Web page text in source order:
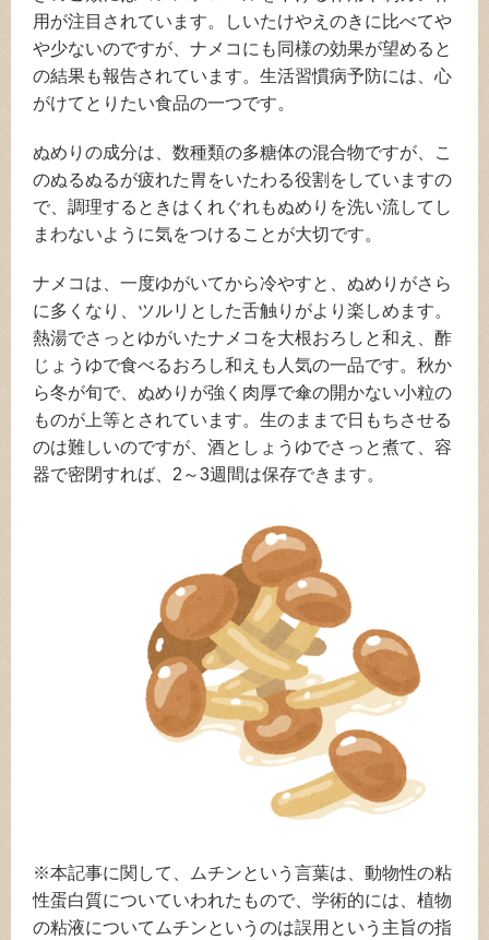
用が注目されています。しいたけやえのきに比べてや
や少ないのですが、ナメコにも同様の効果が望めると
の結果も報告されています。生活習慣病予防には、心
がけてとりたい食品の一つです。
ぬめりの成分は、数種類の多糖体の混合物ですが、こ
のぬるぬるが疲れた胃をいたわる役割をしていますの
で、調理するときはくれぐれもぬめりを洗い流してし
まわないように気をつけることが大切です。
ナメコは、一度ゆがいてから冷やすと、ぬめりがさら
に多くなり、ツルリとした舌触りがより楽しめます。
熱湯でさっとゆがいたナメコを大根おろしと和え、酢
じょうゆで食べるおろし和えも人気の一品です。秋か
ら冬が旬で、ぬめりが強く肉厚で傘の開かない小粒の
ものが上等とされています。生のままで日もちさせる
のは難しいのですが、酒としょうゆでさっと煮て、容
器で密閉すれば、2～3週間は保存できます。
※本記事に関して、ムチンという言葉は、動物性の粘
性蛋白質についていわれたもので、学術的には、植物
の粘液についてムチンというのは誤用という主旨の指